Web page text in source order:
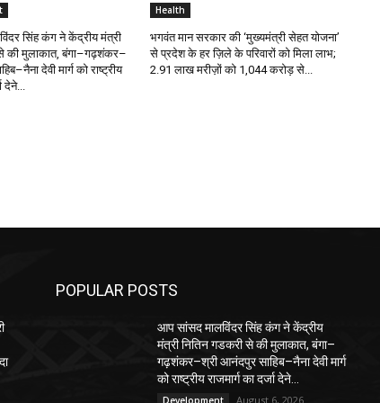
सिंह कंग ने केंद्रीय मंत्री
की मुलाकात, बंगा–गढ़शंकर–
देवी मार्ग को राष्ट्रीय
Health
भगवंत मान सरकार की ‘मुख्यमंत्री सेहत योजना’
से प्रदेश के हर ज़िले के परिवारों को मिला लाभ;
2.91 लाख मरीज़ों को ₹1,044 करोड़ से...
POPULAR POSTS
आप सांसद मालविंदर सिंह कंग ने केंद्रीय
मंत्री नितिन गडकरी से की मुलाकात, बंगा–
गढ़शंकर–श्री आनंदपुर साहिब–नैना देवी मार्ग
को राष्ट्रीय राजमार्ग का दर्जा देने...
Development August 6, 2026